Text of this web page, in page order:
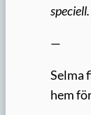
speciell.
—
Selma
hem